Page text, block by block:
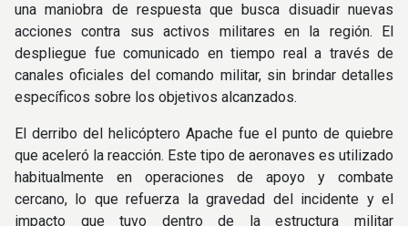
una maniobra de respuesta que busca disuadir nuevas
acciones contra sus activos militares en la región. El
despliegue fue comunicado en tiempo real a través de
canales oficiales del comando militar, sin brindar detalles
específicos sobre los objetivos alcanzados.
El derribo del helicóptero Apache fue el punto de quiebre
que aceleró la reacción. Este tipo de aeronaves es utilizado
habitualmente en operaciones de apoyo y combate
cercano, lo que refuerza la gravedad del incidente y el
impacto que tuvo dentro de la estructura militar